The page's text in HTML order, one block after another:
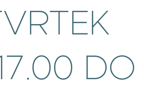
DO